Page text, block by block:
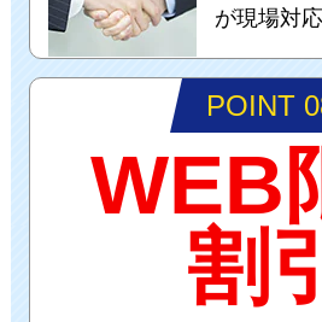
が現場対
POINT
WEB
割引